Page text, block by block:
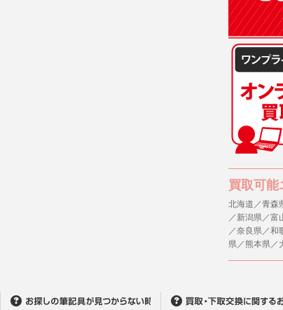
買取可能
北海道／青森
／新潟県／富
／奈良県／和
県／熊本県／